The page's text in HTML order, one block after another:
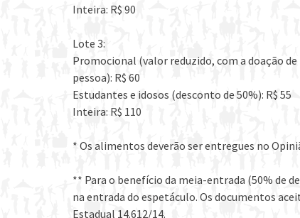
Inteira: R$ 90
Lote 3:
Promocional (valor reduzido, com a doação
pessoa): R$ 60
Estudantes e idosos (desconto de 50%): R$ 55
Inteira: R$ 110
* Os alimentos deverão ser entregues no
** Para o benefício da meia-entrada (50% de
na entrada do espetáculo. Os documentos
Estadual 14.612/14.